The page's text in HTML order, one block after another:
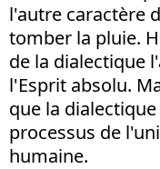
l'autre caractère
tomber la pluie.
de la dialectique
l'Esprit absolu.
que la
processus de
humaine.